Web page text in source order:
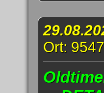
Ort: